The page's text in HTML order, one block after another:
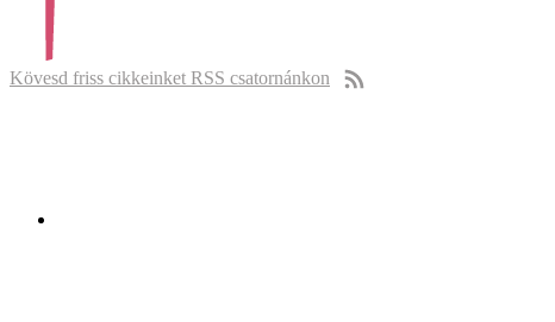
Kövesd friss cikkeinket RSS csatornánkon